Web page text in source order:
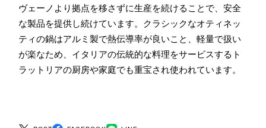
ヴェーノより拠点を移さずに生産を続けることで、安全
な製品を提供し続けています。クラシックなオティネッ
ティの鍋はアルミ製で熱伝導率が良いこと、軽量で扱い
が楽なため、イタリアの伝統的な料理をサービスするト
ラットリアの厨房や家庭でも重宝され使われています。